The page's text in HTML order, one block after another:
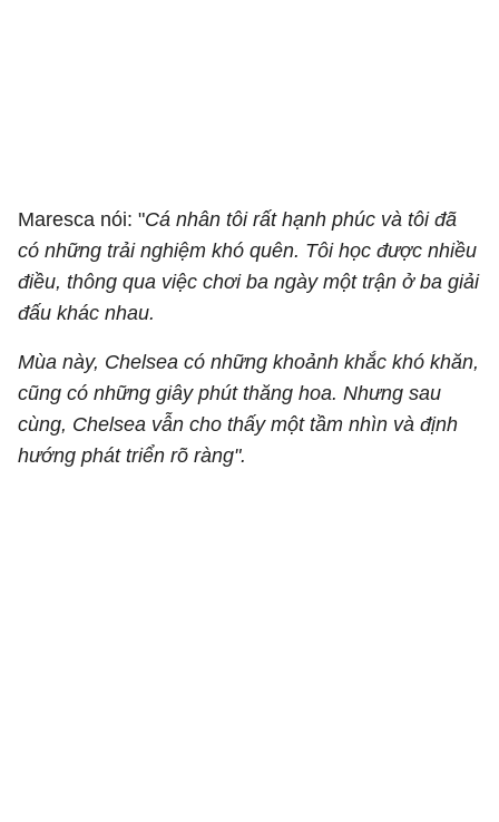
Maresca nói: "Cá nhân tôi rất hạnh phúc và tôi đã
có những trải nghiệm khó quên. Tôi học được nhiều
điều, thông qua việc chơi ba ngày một trận ở ba giải
đấu khác nhau.
Mùa này, Chelsea có những khoảnh khắc khó khăn,
cũng có những giây phút thăng hoa. Nhưng sau
cùng, Chelsea vẫn cho thấy một tầm nhìn và định
hướng phát triển rõ ràng".